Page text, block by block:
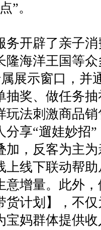
”。
务开辟了亲子
隆海洋王国等
展示窗口，并
抽奖、做任务
玩法刺激商品
享“遛娃妙招
加，反客为主
上线下联动帮
意增量。此外
货计划】，不
宝妈群体提供